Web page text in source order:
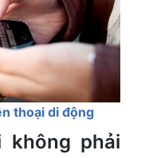
thoại di động
không phải